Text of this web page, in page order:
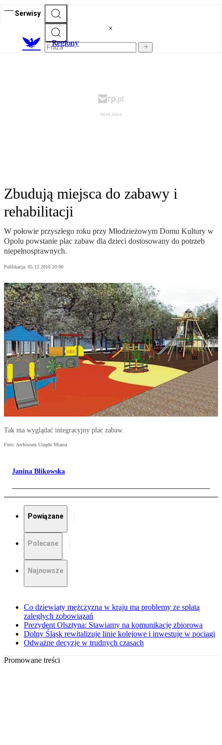
Serwisy
Regiony
Zbudują miejsca do zabawy i
rehabilitacji
W połowie przyszłego roku przy Młodzieżowym Domu Kultury w
Opolu powstanie plac zabaw dla dzieci dostosowany do potrzeb
niepełnosprawnych.
Publikacja: 05.12.2016 20:00
Tak ma wyglądać integracyjny plac zabaw.
Foto: Archiwum Urzędu Miasta
Janina Blikowska
Powiązane
Polecane
Najnowsze
Co dziewiąty mężczyzna w kraju ma problemy ze spłatą
zaległych zobowiązań
Prezydent Olsztyna: Stawiamy na komunikację zbiorową
Dolny Śląsk rewitalizuje linie kolejowe i inwestuje w pociągi
Odważne decyzje w trudnych czasach
Promowane treści